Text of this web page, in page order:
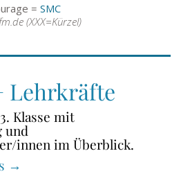
= SMC
(XXX=Kürzel)
Lehrkräfte
Klasse mit
und
innen im Überblick.
→